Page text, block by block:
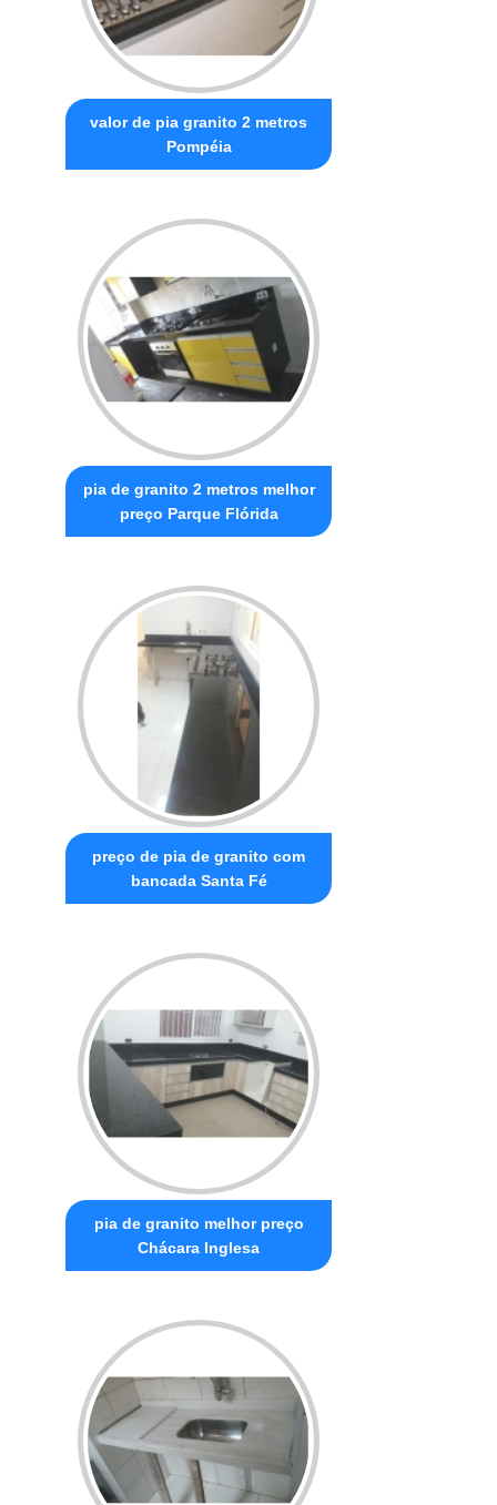
valor de pia granito 2 metros
Pompéia
pia de granito 2 metros melhor
preço Parque Flórida
preço de pia de granito com
bancada Santa Fé
pia de granito melhor preço
Chácara Inglesa